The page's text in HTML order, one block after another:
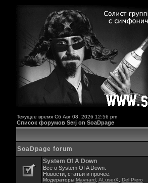
Текущее время Сб Авг 08, 2026 12:56 pm
Список форумов Serj on SoaDpage
SoaDpage forum
System Of A Down
Всё о System Of A Down.
Новости, статьи и прочее.
Модераторы Maynard ALuserX Del Piero